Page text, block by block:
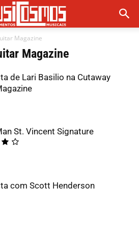
Magazine
Magazine
de Lari Basilio na Cutaway
St. Vincent Signature
com Scott Henderson